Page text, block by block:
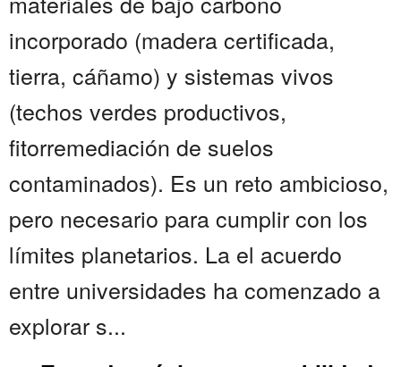
incorporado (madera certificada,
tierra, cáñamo) y sistemas vivos
(techos verdes productivos,
fitorremediación de suelos
contaminados). Es un reto ambicioso,
pero necesario para cumplir con los
límites planetarios. La el acuerdo
entre universidades ha comenzado a
explorar s...